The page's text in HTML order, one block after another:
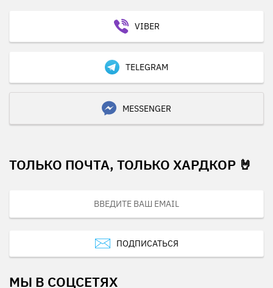
VIBER
TELEGRAM
MESSENGER
ТОЛЬКО ПОЧТА, ТОЛЬКО ХАРДКОР 🤘
ПОДПИСАТЬСЯ
МЫ В СОЦСЕТЯХ